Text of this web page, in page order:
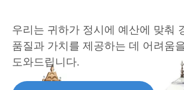
우리는 귀하가 정시에 예산에 맞춰
품질과 가치를 제공하는 데 어려움
도와드립니다.